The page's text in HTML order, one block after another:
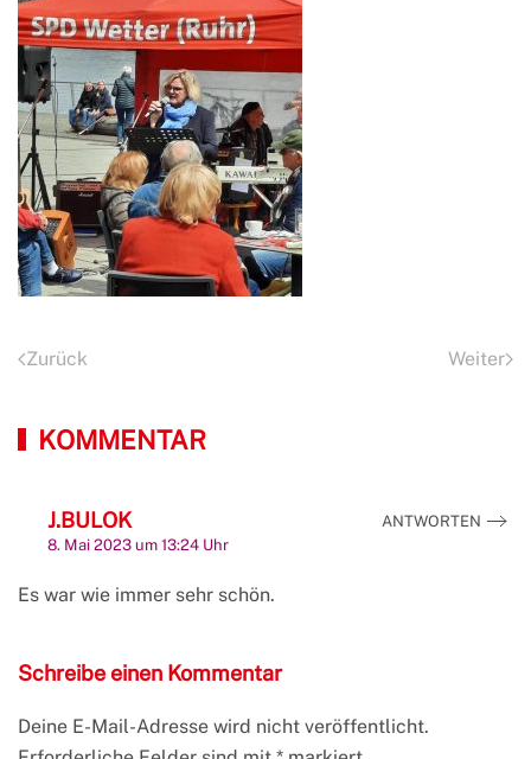
Zurück Weiter
KOMMENTAR
J.BULOK
8. Mai 2023 um 13:24 Uhr
ANTWORTEN
Es war wie immer sehr schön.
Schreibe einen Kommentar
Deine E-Mail-Adresse wird nicht veröffentlicht.